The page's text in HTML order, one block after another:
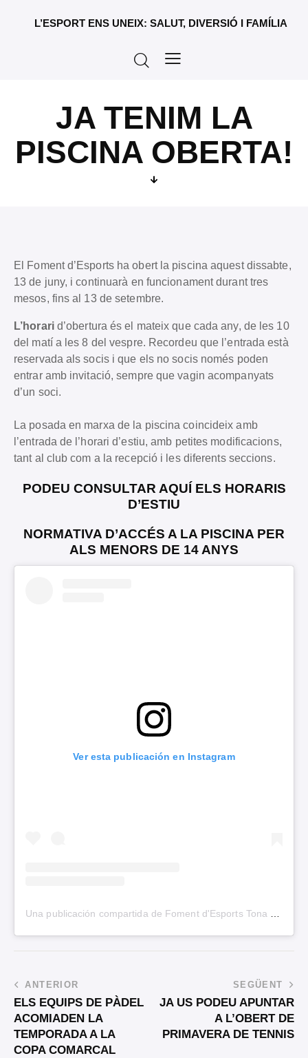
L’ESPORT ENS UNEIX: SALUT, DIVERSIÓ I FAMÍLIA
JA TENIM LA
PISCINA OBERTA!
El Foment d’Esports ha obert la piscina aquest dissabte,
13 de juny, i continuarà en funcionament durant tres
mesos, fins al 13 de setembre.
L’horari d’obertura és el mateix que cada any, de les 10
del matí a les 8 del vespre. Recordeu que l’entrada està
reservada als socis i que els no socis només poden
entrar amb invitació, sempre que vagin acompanyats
d’un soci.
La posada en marxa de la piscina coincideix amb
l’entrada de l’horari d’estiu, amb petites modificacions,
tant al club com a la recepció i les diferents seccions.
PODEU CONSULTAR AQUÍ ELS HORARIS
D’ESTIU
NORMATIVA D’ACCÉS A LA PISCINA PER
ALS MENORS DE 14 ANYS
Ver esta publicación en Instagram
ANTERIOR
ELS EQUIPS DE PÀDEL
ACOMIADEN LA
TEMPORADA A LA
COPA COMARCAL
SEGÜENT
JA US PODEU APUNTAR
A L’OBERT DE
PRIMAVERA DE TENNIS